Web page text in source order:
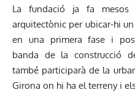
La fundació ja fa
arquitectònic per ubicar-hi
en una primera fase i
banda de la construcció
també participarà de la
Girona on hi ha el terreny i